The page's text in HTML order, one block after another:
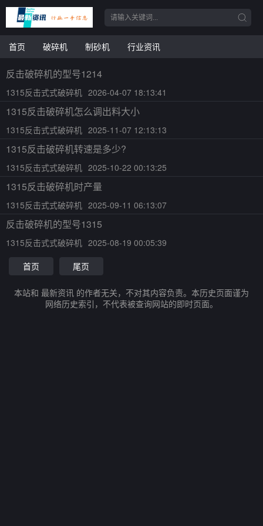
首页 破碎机 制砂机 行业资讯
反击破碎机的型号1214
1315反击式式破碎机 2026-04-07 18:13:41
1315反击破碎机怎么调出料大小
1315反击式式破碎机 2025-11-07 12:13:13
1315反击破碎机转速是多少?
1315反击式式破碎机 2025-10-22 00:13:25
1315反击破碎机时产量
1315反击式式破碎机 2025-09-11 06:13:07
反击破碎机的型号1315
1315反击式式破碎机 2025-08-19 00:05:39
首页
尾页
本站和 最新资讯 的作者无关，不对其内容负责。本历史页面谨为
网络历史索引，不代表被查询网站的即时页面。